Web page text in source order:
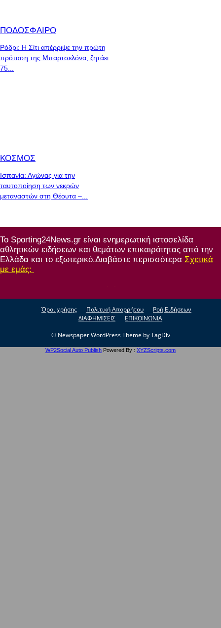
ΠΟΔΟΣΦΑΙΡΟ
Ρόδρι: Η Σίτι απέρριψε την πρώτη
πρόταση της Μπαρτσελόνα, ζητάει
75...
ΚΟΣΜΟΣ
Ισπανία: Αγώνας για την
ταυτοποίηση των νεκρών
μεταναστών στη Θέουτα –...
Το Sporting24News.gr είναι ενημερωτική ιστοσελίδα
αθλητικών ειδήσεων και θεμάτων επικαιρότητας από την
Ελλάδα και το εξωτερικό.Διαβάστε περισσότερα Σχετικά
με εμάς:
Όροι χρήσης Πολιτική Απορρήτου
Ροή Ειδήσεων
ΔΙΑΦΗΜΙΣΕΙΣ
ΕΠΙΚΟΙΝΩΝΙΑ
© Newspaper WordPress Theme by TagDiv
WP2Social Auto Publish Powered By : XYZScripts.com